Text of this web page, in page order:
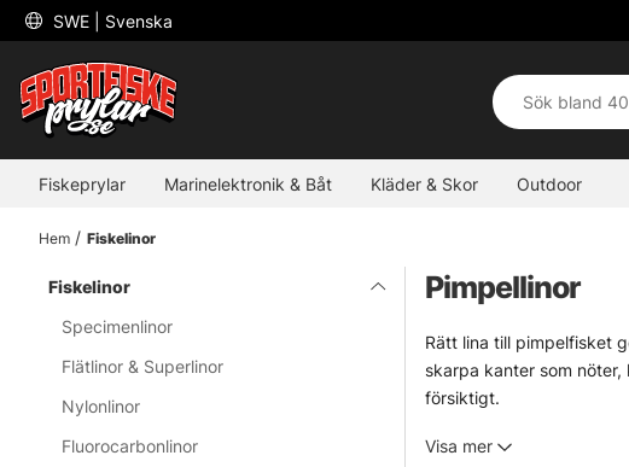
SWE | Svenska
Fiskeprylar Marinelektronik & Båt Kläder & Skor Outdoor
Hem Fiskelinor
Fiskelinor
Specimenlinor
Flätlinor & Superlinor
Nylonlinor
Fluorocarbonlinor
Pimpellinor
Rätt lina till pimpelfisket
skarpa kanter som
försiktigt.
diameter kan ge bättre
Visa mer